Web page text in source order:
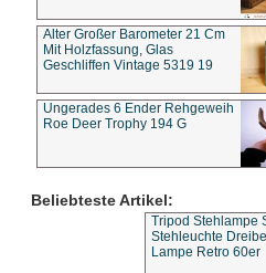
Alter Großer Barometer 21 Cm
Mit Holzfassung, Glas
Geschliffen Vintage 5319 19
Ungerades 6 Ender Rehgeweih
Roe Deer Trophy 194 G
Beliebteste Artikel:
Tripod Stehlampe
Stehleuchte
Lampe Retro 60er